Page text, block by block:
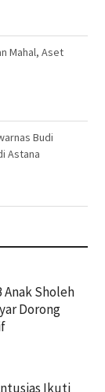
Mahal, Aset
Budi
Astana
Anak Sholeh
Dorong
Ikuti